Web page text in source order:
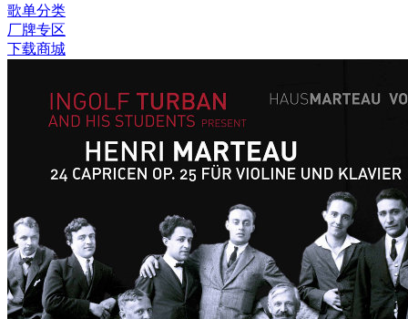
歌单分类
厂牌专区
下载商城